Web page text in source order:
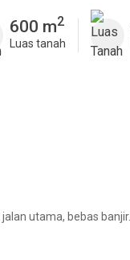
600 m2
Luas tanah
utama, bebas banjir.